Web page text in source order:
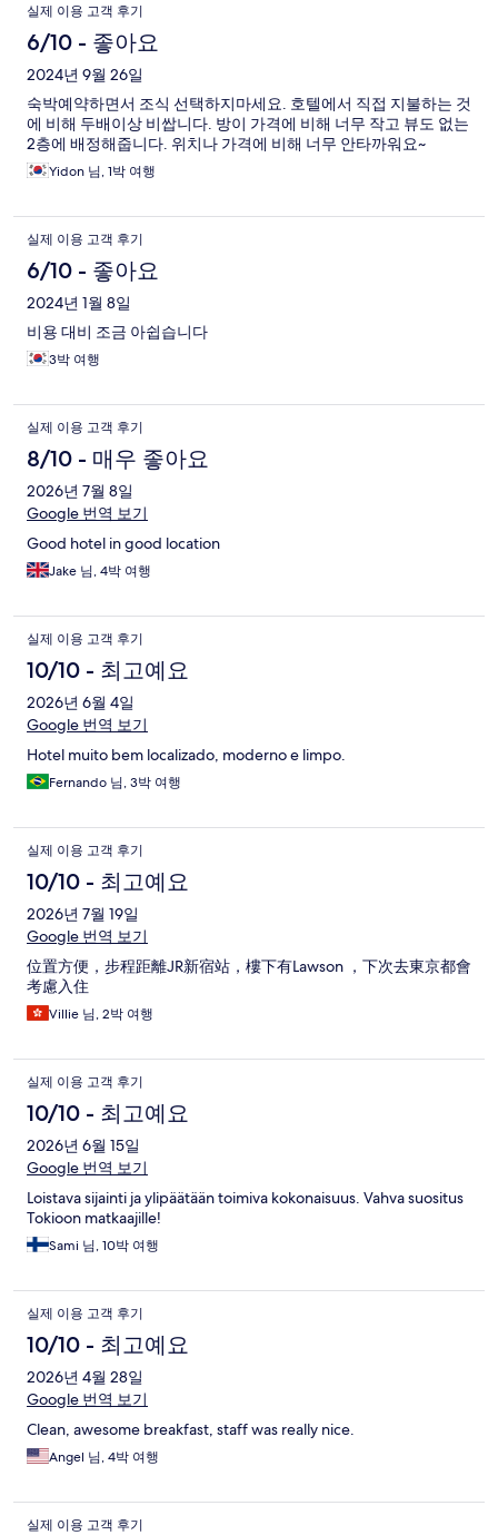
실제 이용 고객 후기
6/10 - 좋아요
2024년 9월 26일
숙박예약하면서 조식 선택하지마세요. 호텔에서 직접 지불하는 것
에 비해 두배이상 비쌉니다. 방이 가격에 비해 너무 작고 뷰도 없는
2층에 배정해줍니다. 위치나 가격에 비해 너무 안타까워요~
Yidon 님, 1박 여행
실제 이용 고객 후기
6/10 - 좋아요
2024년 1월 8일
비용 대비 조금 아쉽습니다
3박 여행
실제 이용 고객 후기
8/10 - 매우 좋아요
2026년 7월 8일
Google 번역 보기
Good hotel in good location
Jake 님, 4박 여행
실제 이용 고객 후기
10/10 - 최고예요
2026년 6월 4일
Google 번역 보기
Hotel muito bem localizado, moderno e limpo.
Fernando 님, 3박 여행
실제 이용 고객 후기
10/10 - 최고예요
2026년 7월 19일
Google 번역 보기
位置方便，步程距離JR新宿站，樓下有Lawson ，下次去東京都會
考慮入住
Villie 님, 2박 여행
실제 이용 고객 후기
10/10 - 최고예요
2026년 6월 15일
Google 번역 보기
Loistava sijainti ja ylipäätään toimiva kokonaisuus. Vahva suositus
Tokioon matkaajille!
Sami 님, 10박 여행
실제 이용 고객 후기
10/10 - 최고예요
2026년 4월 28일
Google 번역 보기
Clean, awesome breakfast, staff was really nice.
Angel 님, 4박 여행
실제 이용 고객 후기